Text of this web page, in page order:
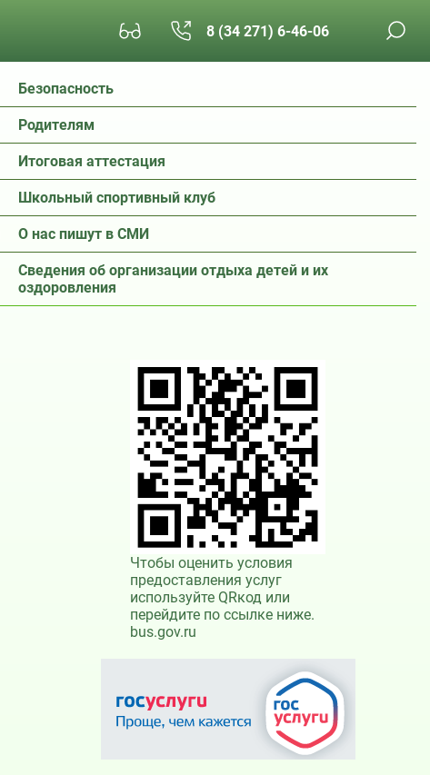
8 (34 271) 6-46-06
Безопасность
Родителям
Итоговая аттестация
Школьный спортивный клуб
О нас пишут в СМИ
Сведения об организации отдыха детей и их
оздоровления
Чтобы оценить условия
предоставления услуг
используйте QRкод или
перейдите по ссылке ниже.
bus.gov.ru